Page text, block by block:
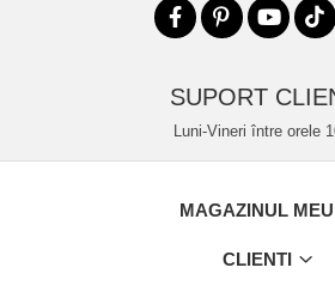
SUPORT
Luni-Vineri între orele
MAGAZINUL MEU
CLIENTI